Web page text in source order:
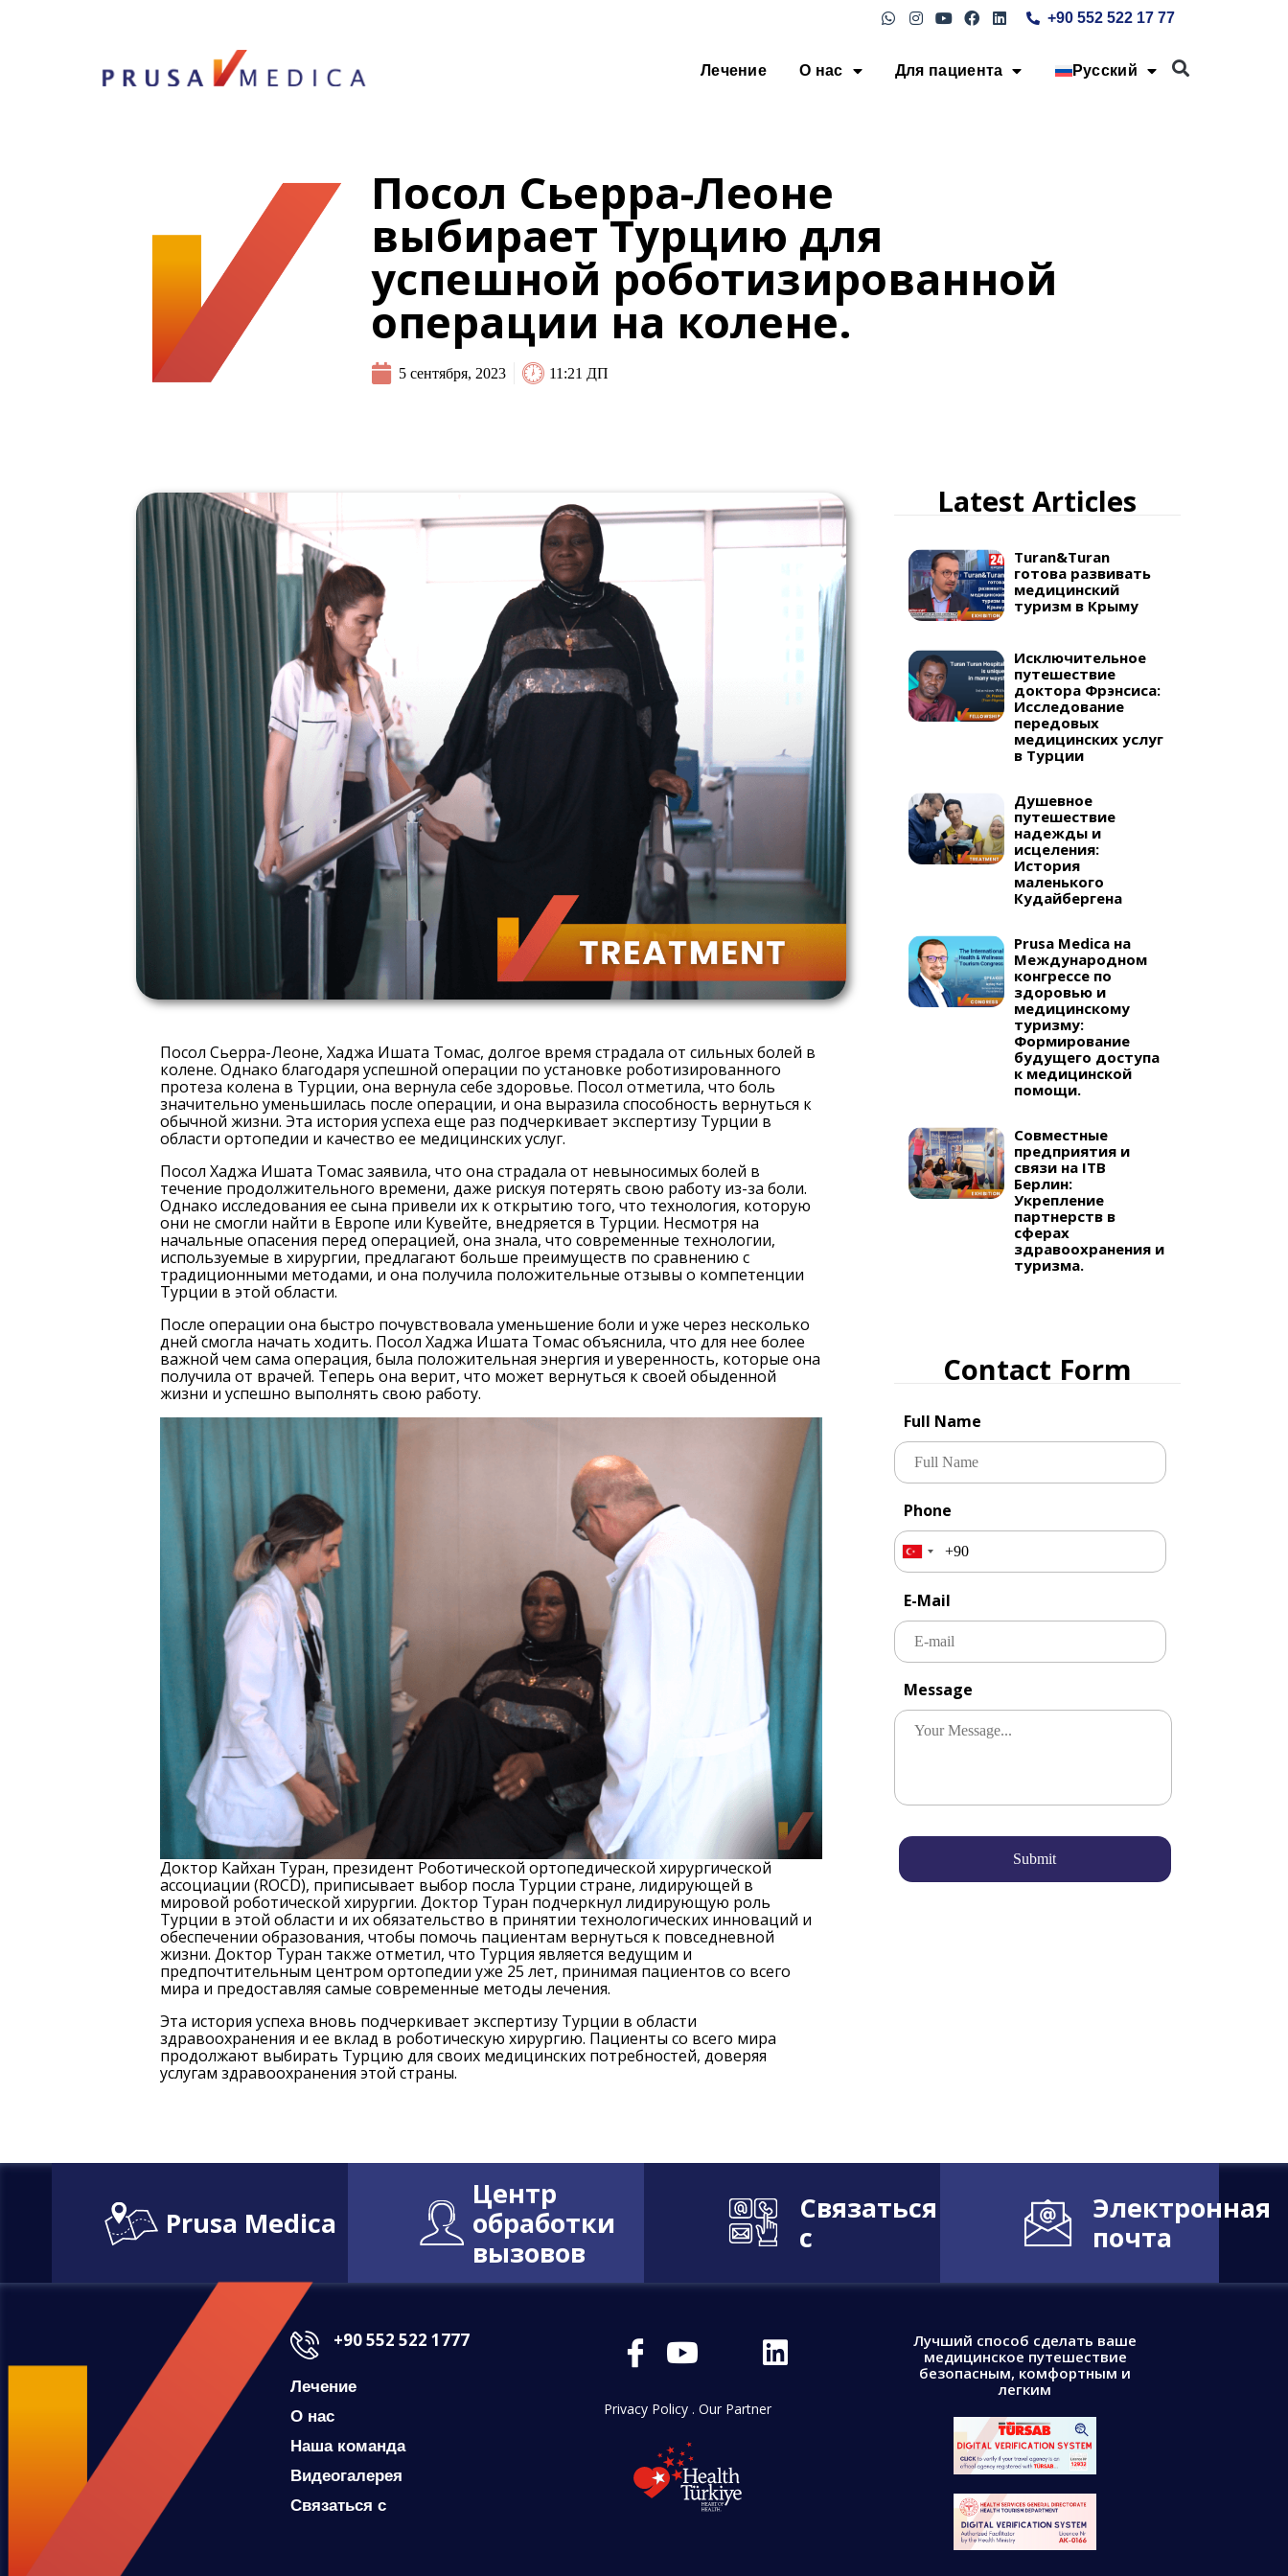
+90 552 522 17 77
Лечение О нас Для пациента Русский
Посол Сьерра-Леоне
выбирает Турцию для
успешной роботизированной
операции на колене.
5 сентября, 2023 11:21 ДП
Посол Сьерра-Леоне, Хаджа Ишата Томас, долгое время страдала от сильных болей в
колене. Однако благодаря успешной операции по установке роботизированного
протеза колена в Турции, она вернула себе здоровье. Посол отметила, что боль
значительно уменьшилась после операции, и она выразила способность вернуться к
обычной жизни. Эта история успеха еще раз подчеркивает экспертизу Турции в
области ортопедии и качество ее медицинских услуг.
Посол Хаджа Ишата Томас заявила, что она страдала от невыносимых болей в
течение продолжительного времени, даже рискуя потерять свою работу из-за боли.
Однако исследования ее сына привели их к открытию того, что технология, которую
они не смогли найти в Европе или Кувейте, внедряется в Турции. Несмотря на
начальные опасения перед операцией, она знала, что современные технологии,
используемые в хирургии, предлагают больше преимуществ по сравнению с
традиционными методами, и она получила положительные отзывы о компетенции
Турции в этой области.
После операции она быстро почувствовала уменьшение боли и уже через несколько
дней смогла начать ходить. Посол Хаджа Ишата Томас объяснила, что для нее более
важной чем сама операция, была положительная энергия и уверенность, которые она
получила от врачей. Теперь она верит, что может вернуться к своей обыденной
жизни и успешно выполнять свою работу.
Доктор Кайхан Туран, президент Роботической ортопедической хирургической
ассоциации (ROCD), приписывает выбор посла Турции стране, лидирующей в
мировой роботической хирургии. Доктор Туран подчеркнул лидирующую роль
Турции в этой области и их обязательство в принятии технологических инноваций и
обеспечении образования, чтобы помочь пациентам вернуться к повседневной
жизни. Доктор Туран также отметил, что Турция является ведущим и
предпочтительным центром ортопедии уже 25 лет, принимая пациентов со всего
мира и предоставляя самые современные методы лечения.
Эта история успеха вновь подчеркивает экспертизу Турции в области
здравоохранения и ее вклад в роботическую хирургию. Пациенты со всего мира
продолжают выбирать Турцию для своих медицинских потребностей, доверяя
услугам здравоохранения этой страны.
Latest Articles
Turan&Turan
готова развивать
медицинский
туризм в Крыму
Исключительное
путешествие
доктора Фрэнсиса:
Исследование
передовых
медицинских услуг
в Турции
Душевное
путешествие
надежды и
исцеления:
История
маленького
Кудайбергена
Prusa Medica на
Международном
конгрессе по
здоровью и
медицинскому
туризму:
Формирование
будущего доступа
к медицинской
помощи.
Совместные
предприятия и
связи на ITB
Берлин:
Укрепление
партнерств в
сферах
здравоохранения и
туризма.
Contact Form
Full Name
Phone
E-Mail
Message
Prusa Medica
Центр
обработки
вызовов
Связаться
с
Электронная
почта
+90 552 522 1777
Лечение
О нас
Наша команда
Видеогалерея
Связаться с
Privacy Policy . Our Partner
Лучший способ сделать ваше
медицинское путешествие
безопасным, комфортным и
легким